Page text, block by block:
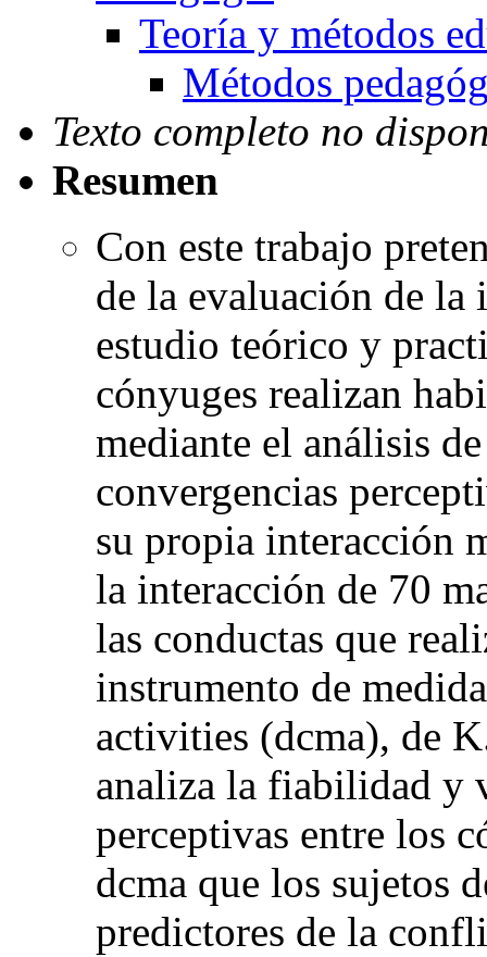
Teoría y métodos
Métodos
Texto completo no
Resumen
Con este trabajo
de la evaluación de
estudio teórico y
cónyuges realizan
mediante el análisis
convergencias
su propia interacción
la interacción de 70
las conductas que
instrumento de
activities (dcma), de
analiza la fiabilidad y
perceptivas entre los
dcma que los sujetos
predictores de la